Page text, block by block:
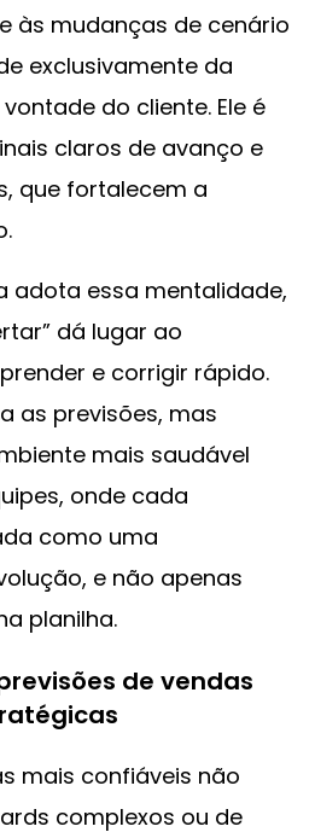
às mudanças de cenário
exclusivamente da
do cliente. Ele é
claros de avanço e
que fortalecem a
adota essa mentalidade,
dá lugar ao
e corrigir rápido.
as previsões, mas
mais saudável
onde cada
como uma
e não apenas
planilha.
de vendas
mais confiáveis não
complexos ou de